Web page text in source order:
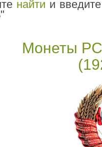
найти и
Монеты